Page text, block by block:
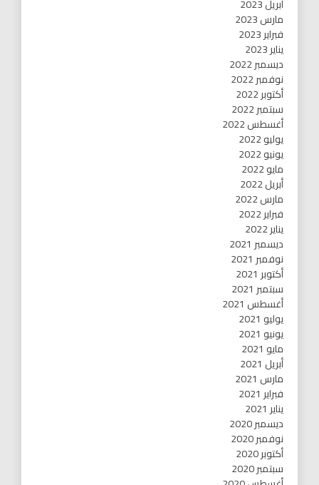
أبريل 2023
مارس 2023
فبراير 2023
يناير 2023
ديسمبر 2022
نوفمبر 2022
أكتوبر 2022
سبتمبر 2022
أغسطس 2022
يوليو 2022
يونيو 2022
مايو 2022
أبريل 2022
مارس 2022
فبراير 2022
يناير 2022
ديسمبر 2021
نوفمبر 2021
أكتوبر 2021
سبتمبر 2021
أغسطس 2021
يوليو 2021
يونيو 2021
مايو 2021
أبريل 2021
مارس 2021
فبراير 2021
يناير 2021
ديسمبر 2020
نوفمبر 2020
أكتوبر 2020
سبتمبر 2020